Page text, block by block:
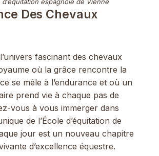
Des Chevaux
fascinant des chevaux
où la grâce rencontre la
se mêle à l’endurance et où un
prend vie à chaque pas de
vous à vous immerger dans
de l’École d’équitation de
jour est un nouveau chapitre
d’excellence équestre.